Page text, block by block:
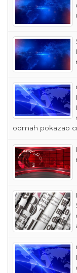
odmah pokazao
DE